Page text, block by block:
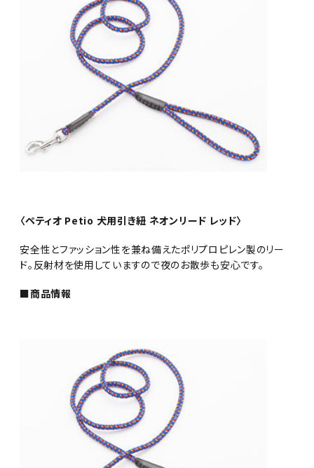
〈ペティオ Petio 犬用引き紐 ネオンリード レッド〉
安全性とファッション性を兼ね備えたポリプロピレン製のリー
ド。反射材を使用していますので夜のお散歩も安心です。
■商品情報